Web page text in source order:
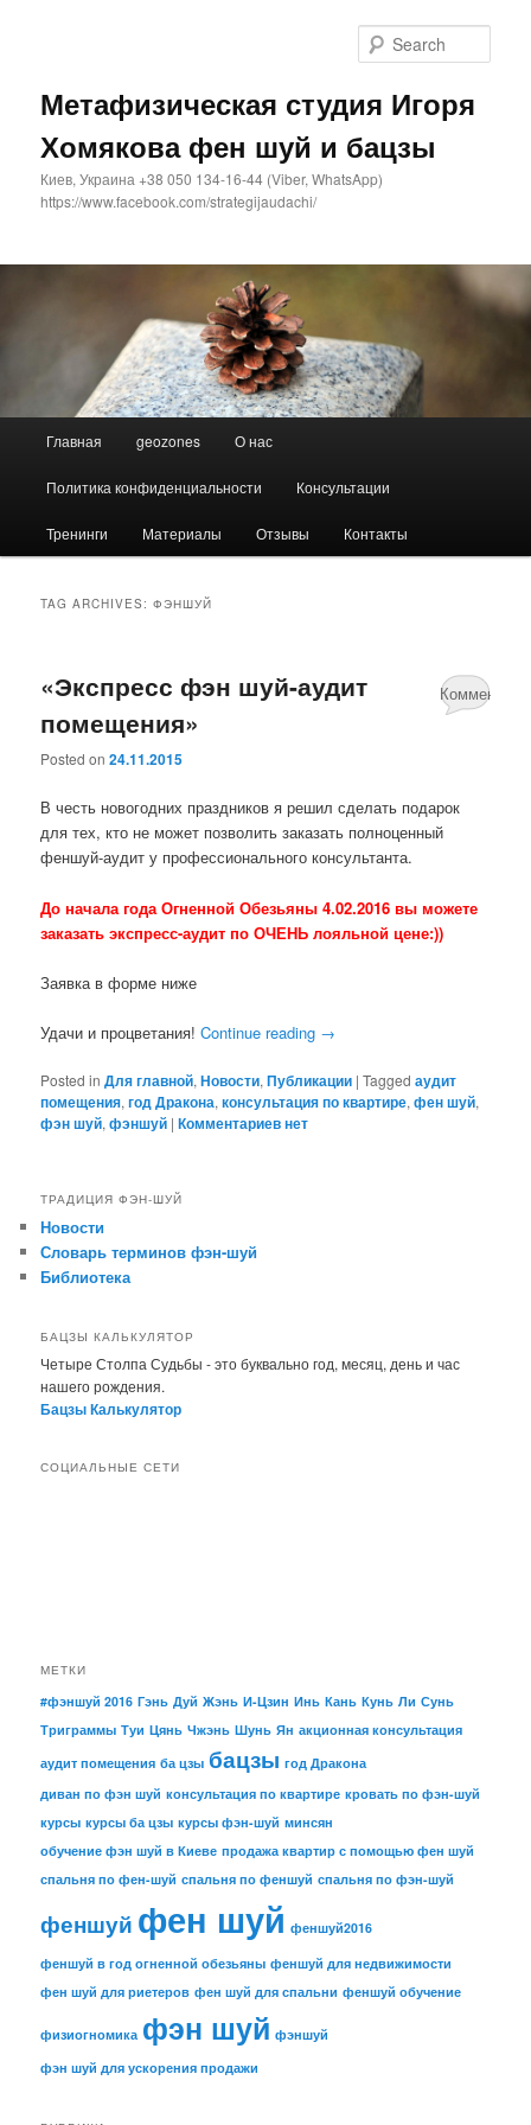
Метафизическая студия Игоря
Хомякова фен шуй и бацзы
Киев, Украина +38 050 134-16-44 (Viber, WhatsApp)
https://www.facebook.com/strategijaudachi/
Skip
to
primary
content
Skip
to
secondary
content
Главная geozones О нас
Политика конфиденциальности Консультации
Тренинги Материалы Отзывы Контакты
TAG ARCHIVES:ФЭНШУЙ
«Экспресс фэн шуй-аудит
помещения»
Posted on24.11.2015
В честь новогодних праздников я решил сделать подарок
для тех, кто не может позволить заказать полноценный
феншуй-аудит у профессионального консультанта.
До начала года Огненной Обезьяны 4.02.2016 вы можете
заказать экспресс-аудит по ОЧЕНЬ лояльной цене:))
Заявка в форме ниже
Удачи и процветания!Continue reading →
Posted in Для главной,Новости,Публикации |Tagged аудит
помещения,год Дракона,консультация по квартире,фен шуй,
фэн шуй,фэншуй |Комментариев нет
ТРАДИЦИЯ ФЭН-ШУЙ
Новости
Словарь терминов фэн-шуй
Библиотека
БАЦЗЫ КАЛЬКУЛЯТОР
Четыре Столпа Судьбы - это буквально год, месяц, день и час
нашего рождения.
Бацзы Калькулятор
СОЦИАЛЬНЫЕ СЕТИ
МЕТКИ
#фэншуй 2016 Гэнь Дуй Жэнь И-Цзин Инь Кань Кунь Ли Сунь
Триграммы Туи Цянь Чжэнь Шунь Ян акционная консультация
аудит помещения ба цзы бацзы год Дракона
диван по фэн шуй консультация по квартире кровать по фэн-шуй
курсы курсы ба цзы курсы фэн-шуй минсян
обучение фэн шуй в Киеве продажа квартир с помощью фен шуй
спальня по фен-шуй спальня по феншуй спальня по фэн-шуй
феншуй фен шуй феншуй2016
феншуй в год огненной обезьяны феншуй для недвижимости
фен шуй для риетеров фен шуй для спальни феншуй обучение
физиогномика фэн шуй фэншуй
фэн шуй для ускорения продажи